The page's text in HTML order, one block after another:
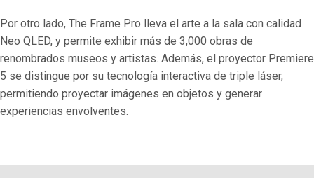
Por otro lado, The Frame Pro lleva el arte a la sala con calidad
Neo QLED, y permite exhibir más de 3,000 obras de
renombrados museos y artistas. Además, el proyector Premiere
5 se distingue por su tecnología interactiva de triple láser,
permitiendo proyectar imágenes en objetos y generar
experiencias envolventes.